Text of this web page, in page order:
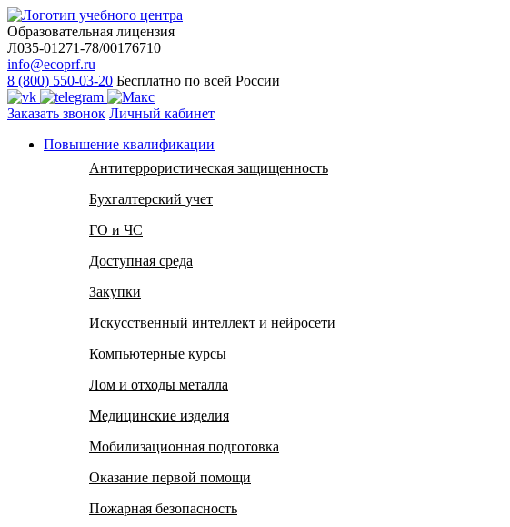
Образовательная лицензия
Л035-01271-78/00176710
info@ecoprf.ru
8 (800) 550-03-20 Бесплатно по всей России
Заказать звонок Личный кабинет
Повышение квалификации
Антитеррористическая защищенность
Бухгалтерский учет
ГО и ЧС
Доступная среда
Закупки
Искусственный интеллект и нейросети
Компьютерные курсы
Лом и отходы металла
Медицинские изделия
Мобилизационная подготовка
Оказание первой помощи
Пожарная безопасность